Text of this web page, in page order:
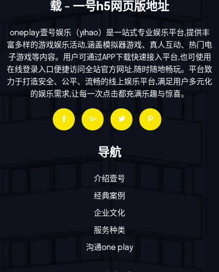
载 - 一号h5网页版地址
oneplay·壹号娱乐（yihao）是一站式专业娱乐平台,提供丰
富多样的游戏娱乐活动,涵盖模拟器游戏、真人互动、热门电
子游戏等内容。用户可通过APP下载快速接入平台,也可使用
在线登录入口便捷访问全站官方网址,随时随地畅玩。平台致
力于打造安全、公平、流畅的线上娱乐平台,满足用户多元化
的娱乐需求,让每一次点击都充满乐趣与惊喜。
导航
介绍壹号
经典案例
企业文化
服务种类
沟通one play